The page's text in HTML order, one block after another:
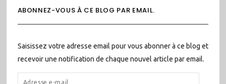
ABONNEZ-VOUS À CE BLOG PAR EMAIL.
Saisissez votre adresse email pour vous abonner à ce blog et
recevoir une notification de chaque nouvel article par email.
ADRESSE